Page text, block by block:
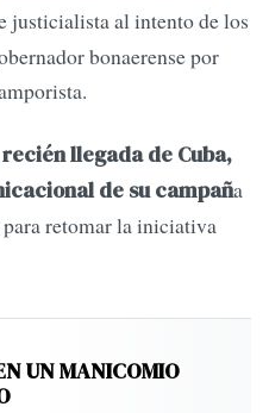
justicialista al intento de los
bonaerense por
llegada de Cuba,
de su campaña
retomar la iniciativa
UN MANICOMIO